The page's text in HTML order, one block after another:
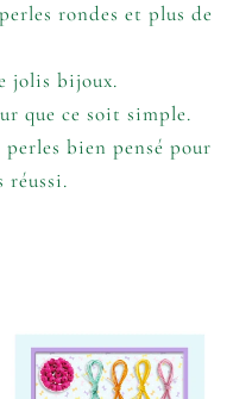
rondes et plus de
jolis bijoux.
que ce soit simple.
bien pensé pour
réussi.